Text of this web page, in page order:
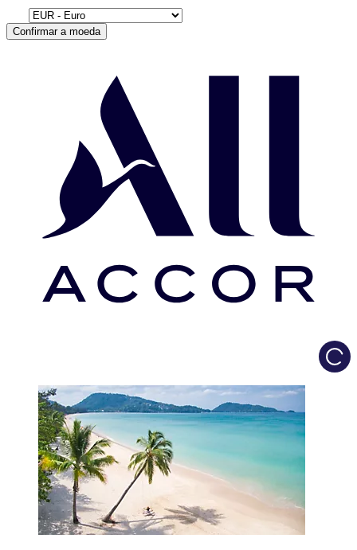
Confirmar a moeda